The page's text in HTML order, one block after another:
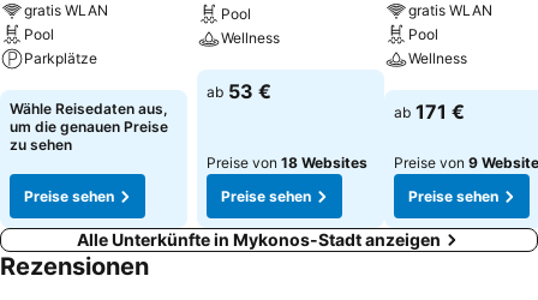
gratis WLAN
Pool
Parkplätze
Preise sehen
Wähle Reisedaten aus,
um die genauen Preise
zu sehen
Preise sehen
Pool
Wellness
Preise sehen
ab 53 €
Preise von 18 Websites
Preise sehen
gratis WLAN
Pool
Wellness
Preise sehen
ab 171 €
Preise von 9
Preise sehen
Alle Unterkünfte in Mykonos-Stadt anzeigen
Rezensionen